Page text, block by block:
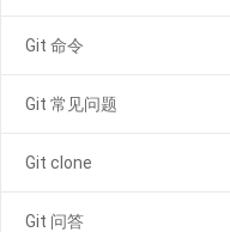
Git 命令
Git 常见问题
Git clone
Git 问答